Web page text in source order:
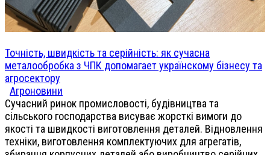
Точність, швидкість та серійність: як сучасна
металообробка з ЧПК допомагает українскому бізнесу та
агросектору
Агроновини
Сучасний ринок промисловості, будівництва та
сільського господарства висуває жорсткі вимоги до
якості та швидкості виготовлення деталей. Відновлення
техніки, виготовлення комплектуючих для агрегатів,